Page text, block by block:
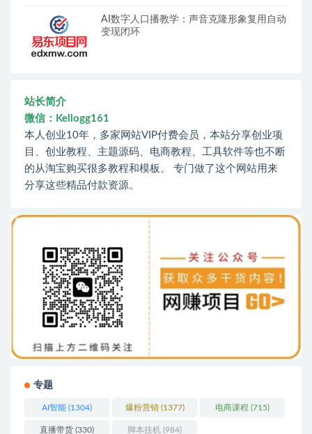
AI数字人口播教学：声音克隆形象复用自动
变现闭环
站长简介
微信：Kellogg161
本人创业10年，多家网站VIP付费会员，本站分享创业项
目、创业教程、主题源码、电商教程、工具软件等也不断
的从淘宝购买很多教程和模板。 专门做了这个网站用来
分享这些精品付款资源。
专题
AI智能 (1304) 爆粉营销 (1377) 电商课程 (715)
直播带货 (330) 脚本挂机 (984)